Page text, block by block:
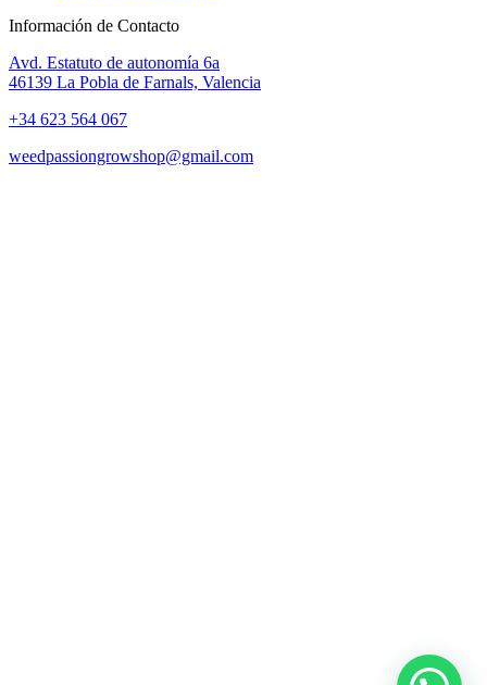
Información de Contacto
Avd. Estatuto de autonomía 6a
46139 La Pobla de Farnals, Valencia
+34 623 564 067
weedpassiongrowshop@gmail.com